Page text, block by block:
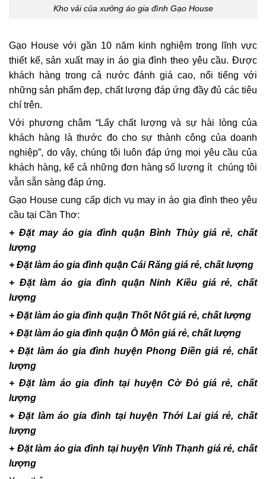
Kho vải của xưởng áo gia đình Gạo House
Gạo House với gần 10 năm kinh nghiệm trong lĩnh vực
thiết kế, sản xuất may in áo gia đình theo yêu cầu. Được
khách hàng trong cả nước đánh giá cao, nổi tiếng với
những sản phẩm đẹp, chất lượng đáp ứng đầy đủ các tiêu
chí trên.
Với phương châm “Lấy chất lượng và sự hài lòng của
khách hàng là thước đo cho sự thành công của doanh
nghiệp”, do vậy, chúng tôi luôn đáp ứng mọi yêu cầu của
khách hàng, kể cả những đơn hàng số lượng ít chúng tôi
vẫn sẵn sàng đáp ứng.
Gạo House cung cấp dịch vụ may in áo gia đình theo yêu
cầu tại Cần Thơ:
+ Đặt may áo gia đình quận Bình Thủy giá rẻ, chất
lượng
+ Đặt làm áo gia đình quận Cái Răng giá rẻ, chất lượng
+ Đặt làm áo gia đình quận Ninh Kiều giá rẻ, chất
lượng
+ Đặt làm áo gia đình quận Thốt Nốt giá rẻ, chất lượng
+ Đặt làm áo gia đình quận Ô Môn giá rẻ, chất lượng
+ Đặt làm áo gia đình huyện Phong Điền giá rẻ, chất
lượng
+ Đặt làm áo gia đình tại huyện Cờ Đỏ giá rẻ, chất
lượng
+ Đặt làm áo gia đình tại huyện Thới Lai giá rẻ, chất
lượng
+ Đặt làm áo gia đình tại huyện Vĩnh Thạnh giá rẻ, chất
lượng